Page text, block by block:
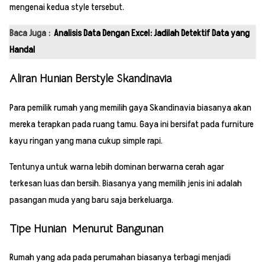
mengenai kedua style tersebut.
Baca Juga : Analisis Data Dengan Excel: Jadilah Detektif Data yang
Handal
Aliran Hunian Berstyle Skandinavia
Para pemilik rumah yang memilih gaya Skandinavia biasanya akan
mereka terapkan pada ruang tamu. Gaya ini bersifat pada furniture
kayu ringan yang mana cukup simple rapi.
Tentunya untuk warna lebih dominan berwarna cerah agar
terkesan luas dan bersih. Biasanya yang memilih jenis ini adalah
pasangan muda yang baru saja berkeluarga.
Tipe Hunian Menurut Bangunan
Rumah yang ada pada perumahan biasanya terbagi menjadi